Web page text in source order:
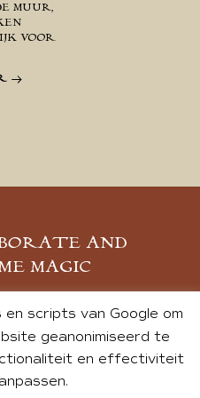
MUUR,
VOOR
AND
MAGIC
AAN
scripts van Google om
geanonimiseerd te
en effectiviteit